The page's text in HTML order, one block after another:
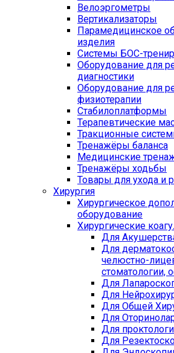
Велоэргометры
Вертикализаторы
Парамедицинское
изделия
Системы БОС-
Оборудование для
диагностики
Оборудование для
физиотерапии
Стабилоплатформы
Терапевтические
Тракционные
Тренажёры баланса
Медицинские
Тренажёры ходьбы
Товары для ухода и
Хирургия
Хирургическое
оборудование
Хирургические
Для
Для
челюстно-
стоматологии,
Для
Для
Для Общей
Для
Для
Для